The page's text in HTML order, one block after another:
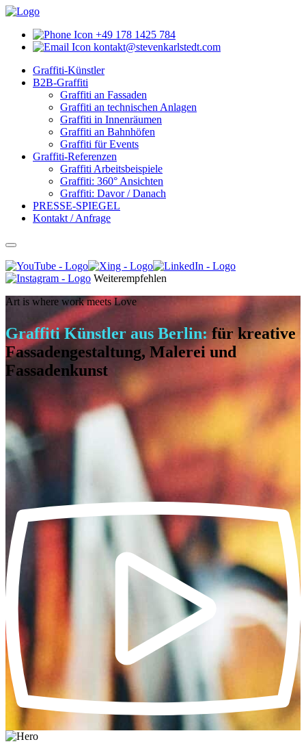
+49 178 1425 784
kontakt@stevenkarlstedt.com
Graffiti-Künstler
B2B-Graffiti
Graffiti an Fassaden
Graffiti an technischen Anlagen
Graffiti in Innenräumen
Graffiti an Bahnhöfen
Graffiti für Events
Graffiti-Referenzen
Graffiti Arbeitsbeispiele
Graffiti: 360° Ansichten
Graffiti: Davor / Danach
PRESSE-SPIEGEL
Kontakt / Anfrage
Weiterempfehlen
Art is where work meets Love
Graffiti Künstler aus Berlin:für kreative
Fassadengestaltung, Malerei und
Fassadenkunst